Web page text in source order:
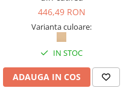
446,49 RON
Varianta culoare:
IN STOC
ADAUGA IN COS